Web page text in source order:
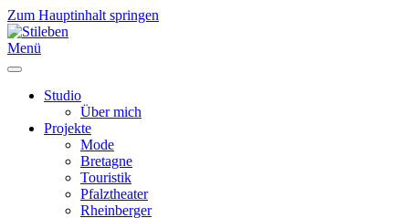
Zum Hauptinhalt springen
Menü
Studio
Über mich
Projekte
Mode
Bretagne
Touristik
Pfalztheater
Rheinberger